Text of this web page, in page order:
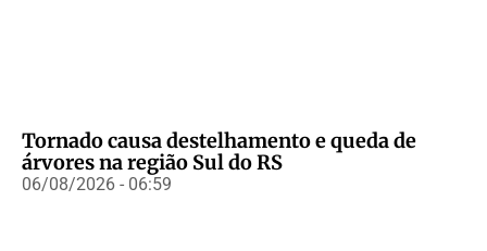
Tornado causa destelhamento e queda de
árvores na região Sul do RS
06/08/2026 - 06:59